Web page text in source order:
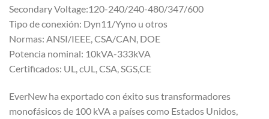
Secondary Voltage:120-240/240-480/347/600
Tipo de conexión: Dyn11/Yyno u otros
Normas: ANSI/IEEE, CSA/CAN, DOE
Potencia nominal: 10kVA-333kVA
Certificados: UL, cUL, CSA, SGS,CE
EverNew ha exportado con éxito sus transformadores
monofásicos de 100 kVA a países como Estados Unidos,